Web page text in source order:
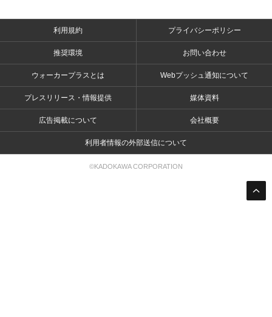
利用規約 プライバシーポリシー
推奨環境 お問い合わせ
ウォーカープラスとは Webプッシュ通知について
プレスリリース・情報提供 媒体資料
広告掲載について 会社概要
利用者情報の外部送信について
©KADOKAWA CORPORATION